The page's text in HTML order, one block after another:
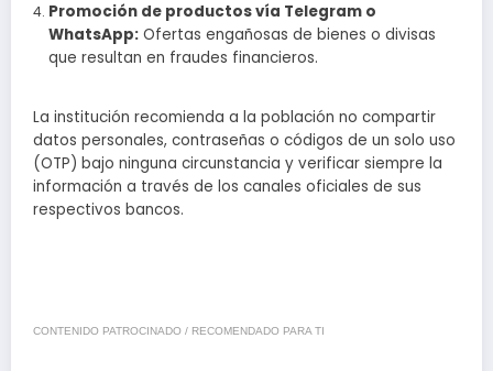
Promoción de productos vía Telegram o
WhatsApp:Ofertas engañosas de bienes o divisas
que resultan en fraudes financieros.
La institución recomienda a la población no compartir
datos personales, contraseñas o códigos de un solo uso
(OTP) bajo ninguna circunstancia y verificar siempre la
información a través de los canales oficiales de sus
respectivos bancos.
CONTENIDO PATROCINADO / RECOMENDADO PARA TI